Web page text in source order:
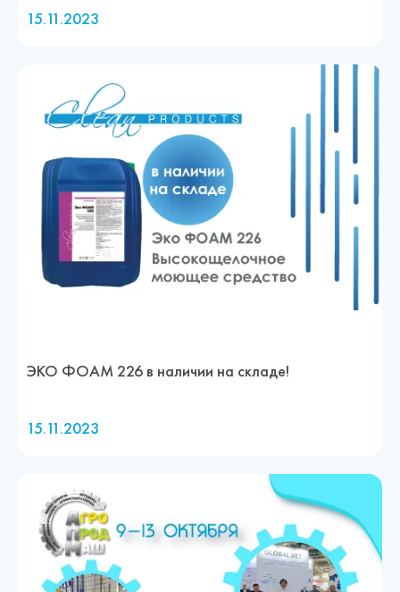
15.11.2023
ЭКО ФОАМ 226 в наличии на складе!
15.11.2023